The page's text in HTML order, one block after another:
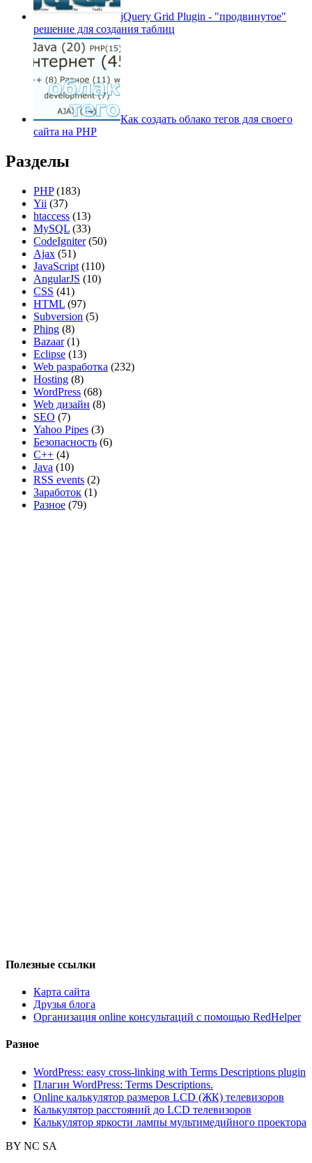
jQuery Grid Plugin - "продвинутое"
решение для создания таблиц
Как создать облако тегов для своего
сайта на PHP
Разделы
PHP(183)
Yii (37)
htaccess (13)
MySQL (33)
CodeIgniter(50)
Ajax (51)
JavaScript (110)
AngularJS (10)
CSS (41)
HTML (97)
Subversion (5)
Phing (8)
Bazaar(1)
Eclipse (13)
Web разработка (232)
Hosting (8)
WordPress (68)
Web дизайн (8)
SEO (7)
Yahoo Pipes (3)
Безопасность (6)
C++ (4)
Java (10)
RSS events (2)
Заработок (1)
Разное (79)
Полезные ссылки
Карта сайта
Друзья блога
Организация online консультаций с помощью RedHelper
Разное
WordPress: easy cross-linking with Terms Descriptions plugin
Плагин WordPress: Terms Descriptions.
Online калькулятор размеров LCD (ЖК) телевизоров
Калькулятор расстояний до LCD телевизоров
Калькулятор яркости лампы мультимедийного проектора
BY NC SA